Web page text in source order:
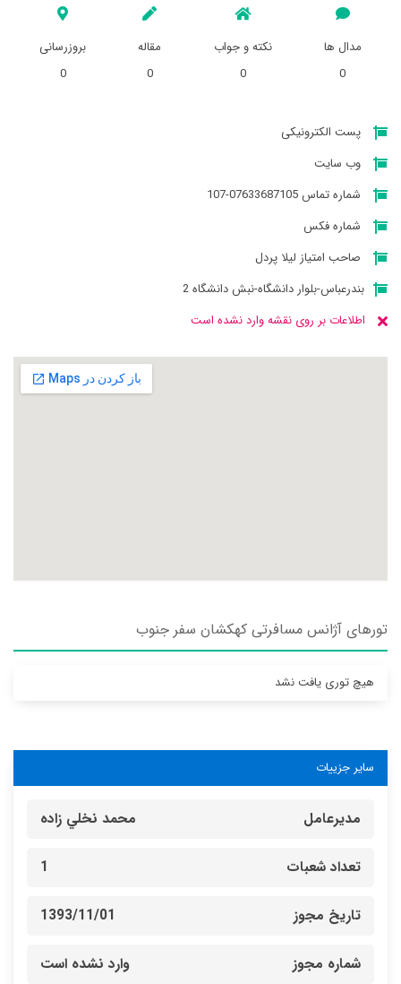
مدال ها
0
نکته و جواب
0
مقاله
0
بروزرسانی
0
پست الکترونیکی
وب سایت
شماره تماس 07633687105-107
شماره فکس
صاحب امتیاز ليلا پردل
بندرعباس-بلوار دانشگاه-نبش دانشگاه 2
اطلاعات بر روی نقشه وارد نشده است
تورهای آژانس مسافرتی کهکشان سفر جنوب
هیچ توری یافت نشد
سایر جزییات
مدیرعامل محمد نخلي زاده
تعداد شعبات 1
تاریخ مجوز 1393/11/01
شماره مجوز وارد نشده است